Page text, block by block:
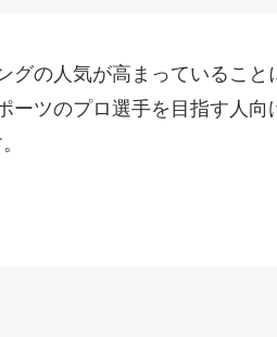
グの人気が高まっているこ
ーツのプロ選手を目指す人